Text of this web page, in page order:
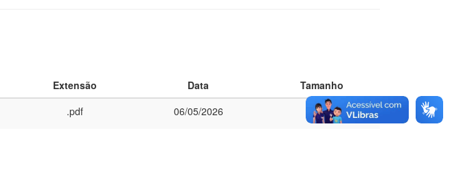
Extensão Data
Tamanho
.pdf 06/05/2026 6,8 MB